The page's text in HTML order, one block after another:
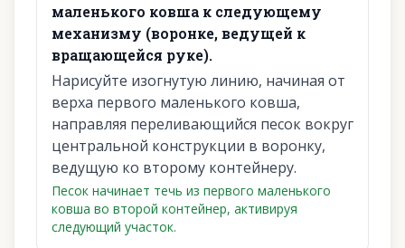
маленького ковша к следующему
механизму (воронке, ведущей к
вращающейся руке).
Нарисуйте изогнутую линию, начиная от
верха первого маленького ковша,
направляя переливающийся песок вокруг
центральной конструкции в воронку,
ведущую ко второму контейнеру.
Песок начинает течь из первого маленького
ковша во второй контейнер, активируя
следующий участок.